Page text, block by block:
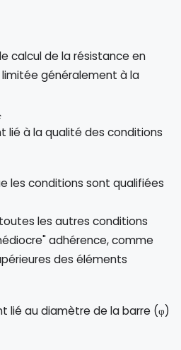
calcul de la résistance en
généralement à la
lié à la qualité des conditions
les conditions sont qualifiées
les autres conditions
adhérence, comme
des éléments
lié au diamètre de la barre (φ)